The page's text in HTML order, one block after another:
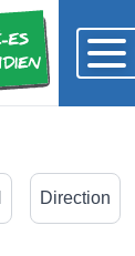
Direction